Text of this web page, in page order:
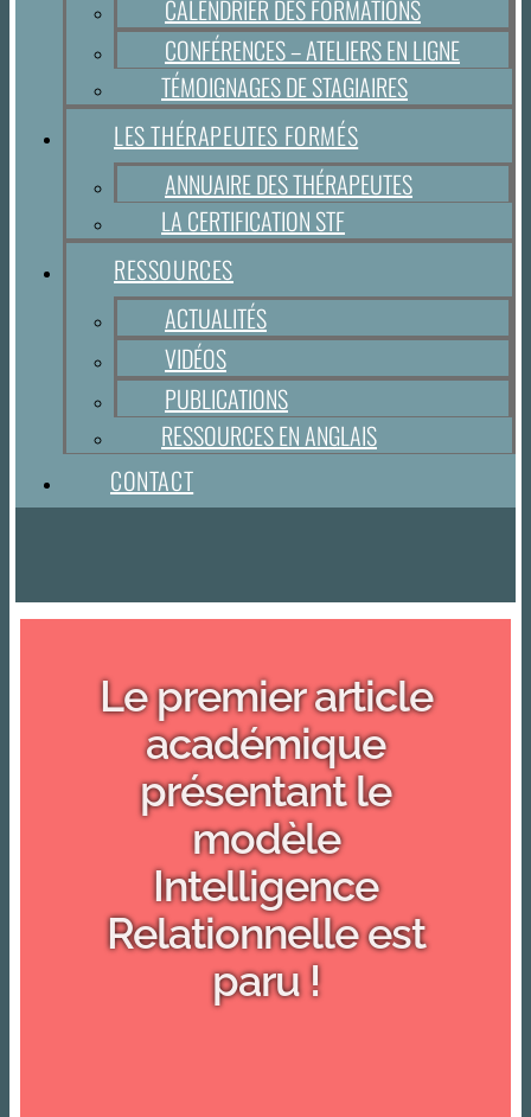
CALENDRIER DES FORMATIONS
CONFÉRENCES – ATELIERS EN LIGNE
TÉMOIGNAGES DE STAGIAIRES
LES THÉRAPEUTES FORMÉS
ANNUAIRE DES THÉRAPEUTES
LA CERTIFICATION STF
RESSOURCES
ACTUALITÉS
VIDÉOS
PUBLICATIONS
RESSOURCES EN ANGLAIS
CONTACT
Le premier article
académique
présentant le
modèle
Intelligence
Relationnelle est
paru !